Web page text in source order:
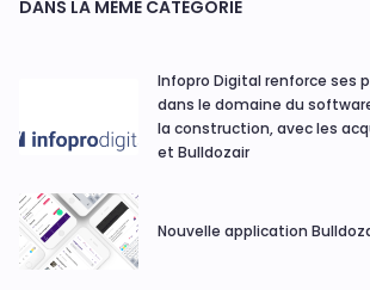
DANS LA MÊME CATÉGORIE
Infopro Digital renforce ses
dans le domaine du
la construction, avec les
et Bulldozair
Nouvelle application